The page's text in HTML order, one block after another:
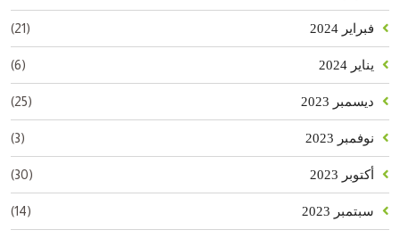
فبراير 2024 (21)
يناير 2024 (6)
ديسمبر 2023 (25)
نوفمبر 2023 (3)
أكتوبر 2023 (30)
سبتمبر 2023 (14)